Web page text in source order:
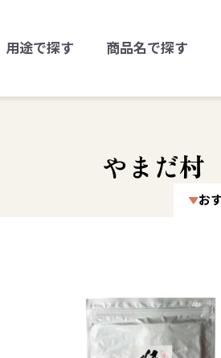
用途で探す 商品名で探す
やまだ村
お